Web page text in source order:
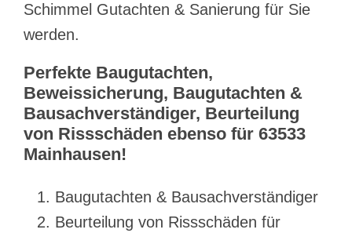
Schimmel Gutachten & Sanierung für Sie
werden.
Perfekte Baugutachten,
Beweissicherung, Baugutachten &
Bausachverständiger, Beurteilung
von Rissschäden ebenso für 63533
Mainhausen!
Baugutachten & Bausachverständiger
Beurteilung von Rissschäden für